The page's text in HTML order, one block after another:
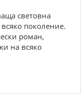
световна
поколение.
роман,
на всяко